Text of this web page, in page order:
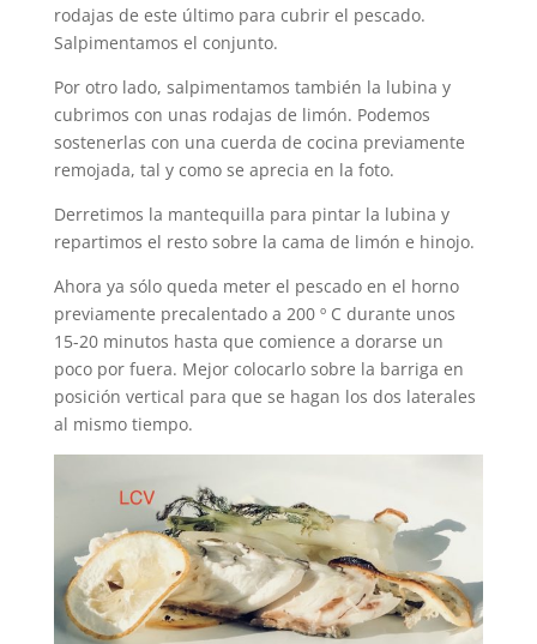
rodajas de este último para cubrir el pescado.
Salpimentamos el conjunto.
Por otro lado, salpimentamos también la lubina y
cubrimos con unas rodajas de limón. Podemos
sostenerlas con una cuerda de cocina previamente
remojada, tal y como se aprecia en la foto.
Derretimos la mantequilla para pintar la lubina y
repartimos el resto sobre la cama de limón e hinojo.
Ahora ya sólo queda meter el pescado en el horno
previamente precalentado a 200 º C durante unos
15-20 minutos hasta que comience a dorarse un
poco por fuera. Mejor colocarlo sobre la barriga en
posición vertical para que se hagan los dos laterales
al mismo tiempo.